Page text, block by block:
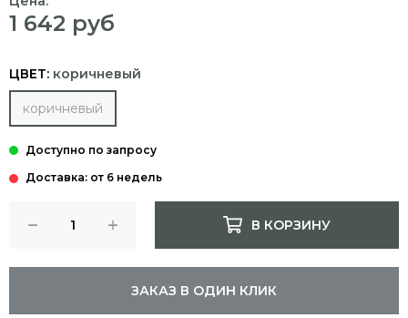
1 642 руб
ЦВЕТ: коричневый
коричневый
Доставка: от 6 недель
В КОРЗИНУ
ЗАКАЗ В ОДИН КЛИК